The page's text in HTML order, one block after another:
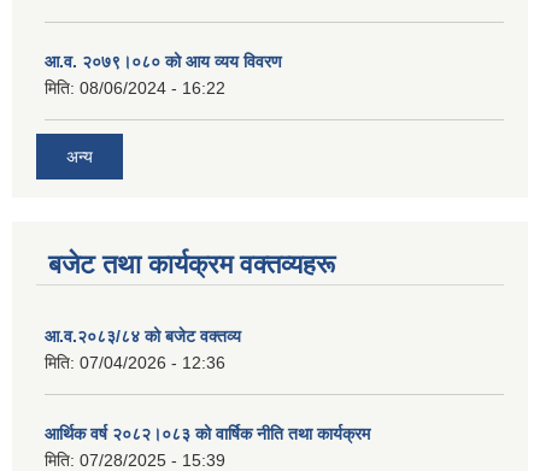
आ.व. २०७९।०८० को आय व्यय विवरण
मिति: 08/06/2024 - 16:22
अन्य
बजेट तथा कार्यक्रम वक्तव्यहरू
आ.व.२०८३/८४ को बजेट वक्तव्य
मिति: 07/04/2026 - 12:36
आर्थिक वर्ष २०८२।०८३ को वार्षिक नीति तथा कार्यक्रम
मिति: 07/28/2025 - 15:39